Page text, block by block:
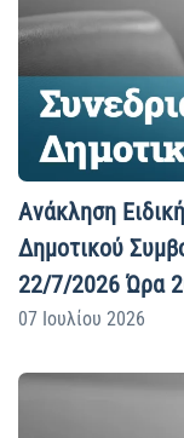
Ανάκληση
Δημοτικού
22/7/2026 Ώρα
07 Ιουλίου 2026